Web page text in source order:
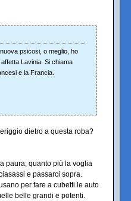
psicosi, o meglio, ho
Lavinia. Si chiama
e la Francia.
dietro a questa roba?
paura, quanto più la voglia
e passarci sopra.
per fare a cubetti le auto
belle grandi e potenti.